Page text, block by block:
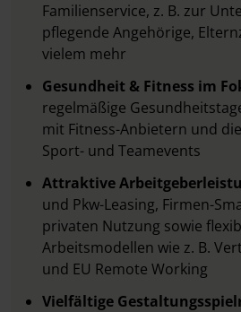
Familienservice, z. B. zur
pflegende Angehörige,
vielem mehr
Gesundheit & Fitness im
regelmäßige
mit Fitness-Anbietern und
Sport- und Teamevents
Attraktive
und Pkw-Leasing, Firmen-
privaten Nutzung sowie
Arbeitsmodellen wie z. B.
und EU Remote Working
Vielfältige